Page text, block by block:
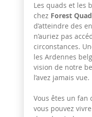
Les quads et les
chez Forest Quad
d’atteindre des
n’auriez pas
circonstances.
les Ardennes
vision de notre
l’avez jamais vue.
Vous êtes un fan
vous pouvez